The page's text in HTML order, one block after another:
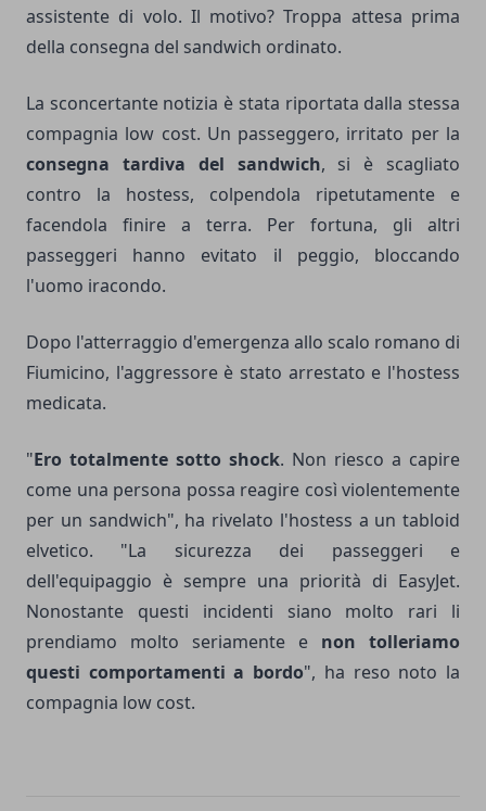
assistente di volo. Il motivo? Troppa attesa prima
della consegna del sandwich ordinato.
La sconcertante notizia è stata riportata dalla stessa
compagnia low cost. Un passeggero, irritato per la
consegna tardiva del sandwich, si è scagliato
contro la hostess, colpendola ripetutamente e
facendola finire a terra. Per fortuna, gli altri
passeggeri hanno evitato il peggio, bloccando
l'uomo iracondo.
Dopo l'atterraggio d'emergenza allo scalo romano di
Fiumicino, l'aggressore è stato arrestato e l'hostess
medicata.
"Ero totalmente sotto shock. Non riesco a capire
come una persona possa reagire così violentemente
per un sandwich", ha rivelato l'hostess a un tabloid
elvetico. "La sicurezza dei passeggeri e
dell'equipaggio è sempre una priorità di EasyJet.
Nonostante questi incidenti siano molto rari li
prendiamo molto seriamente e non tolleriamo
questi comportamenti a bordo", ha reso noto la
compagnia low cost.